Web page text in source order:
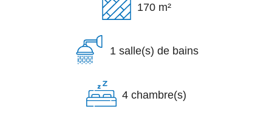
170 m²
1 salle(s) de bains
4 chambre(s)